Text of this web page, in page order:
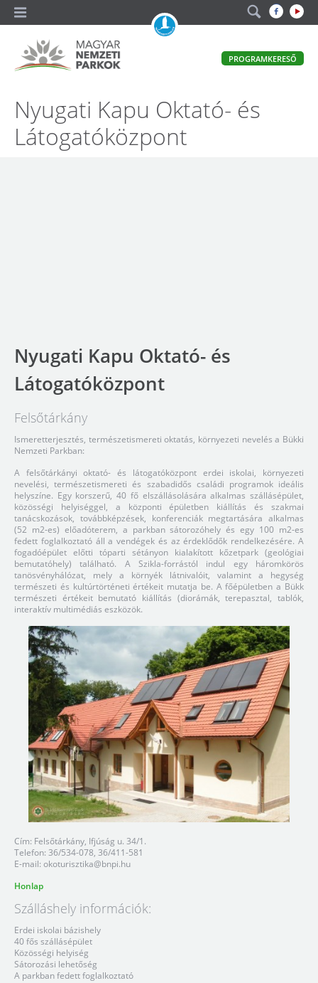
hivatalos
Magyar
Nemzeti
PROGRAMKERESŐ
Nyugati Kapu Oktató- és
Látogatóközpont
Nyugati Kapu Oktató- és
Látogatóközpont
Felsőtárkány
Ismeretterjesztés, természetismereti oktatás, környezeti nevelés a Bükki
Nemzeti Parkban:
A felsőtárkányi oktató- és látogatóközpont erdei iskolai, környezeti
nevelési, természetismereti és szabadidős családi programok ideális
helyszíne. Egy korszerű, 40 fő elszállásolására alkalmas szállásépület,
közösségi helyiséggel, a központi épületben kiállítás és szakmai
tanácskozások, továbbképzések, konferenciák megtartására alkalmas
(52 m2-es) előadóterem, a parkban sátorozóhely és egy 100 m2-es
fedett foglalkoztató áll a vendégek és az érdeklődők rendelkezésére. A
fogadóépület előtti tóparti sétányon kialakított kőzetpark (geológiai
bemutatóhely) található. A Szikla-forrástól indul egy háromkörös
tanösvényhálózat, mely a környék látnivalóit, valamint a hegység
természeti és kultúrtörténeti értékeit mutatja be. A főépületben a Bükk
természeti értékeit bemutató kiállítás (diorámák, terepasztal, tablók,
interaktív multimédiás eszközök.
Cím: Felsőtárkány, Ifjúság u. 34/1.
Telefon: 36/534-078, 36/411-581
E-mail: okoturisztika@bnpi.hu
Honlap
Szálláshely információk:
Erdei iskolai bázishely
40 fős szállásépület
Közösségi helyiség
Sátorozási lehetőség
A parkban fedett foglalkoztató